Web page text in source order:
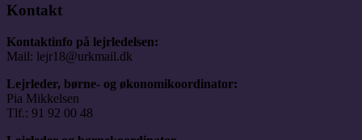
Kontakt
Kontaktinfo på lejrledelsen:
Mail: lejr18@urkmail.dk
Lejrleder, børne- og økonomikoordinator:
Pia Mikkelsen
Tlf.: 91 92 00 48